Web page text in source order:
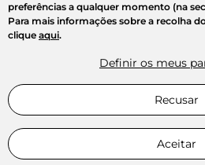
preferências a qualquer momento (na
Para mais informações sobre a recolha
clique aqui.
Definir os meus
Recusar
Aceitar